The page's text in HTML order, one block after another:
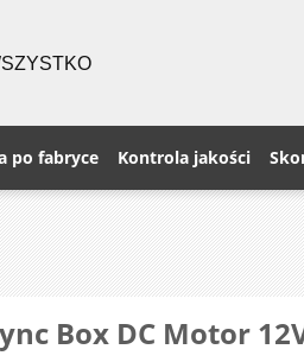
po fabryce Kontrola jakości
Box DC Motor